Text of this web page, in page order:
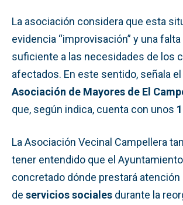
La asociación considera que esta
evidencia “improvisación” y una
suficiente a las necesidades de los
afectados. En este sentido, señala
Asociación de Mayores de El
que, según indica, cuenta con unos
La Asociación Vecinal Campellera
tener entendido que el
concretado dónde prestará atención
de servicios sociales durante la